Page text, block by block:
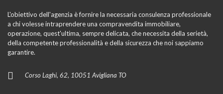
L'obiettivo dell'agenzia è fornire la necessaria consulenza professionale
a chi volesse intraprendere una compravendita immobiliare,
operazione, quest'ultima, sempre delicata, che necessita della serietà,
della competente professionalità e della sicurezza che noi sappiamo
garantire.
Corso Laghi, 62, 10051 Avigliana TO